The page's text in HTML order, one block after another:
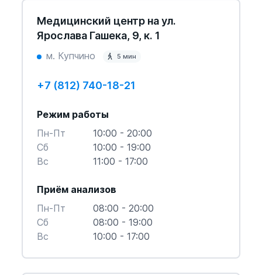
Медицинский центр на ул.
Ярослава Гашека, 9, к. 1
м. Купчино 5 мин
+7 (812) 740-18-21
Режим работы
Пн-Пт
10:00 - 20:00
Cб
10:00 - 19:00
Вс
11:00 - 17:00
Приём анализов
Пн-Пт
08:00 - 20:00
Cб
08:00 - 19:00
Вс
10:00 - 17:00